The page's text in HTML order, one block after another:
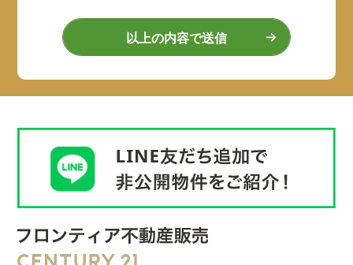
以上の内容で送信